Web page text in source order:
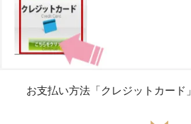
お支払い方法「クレジットカード